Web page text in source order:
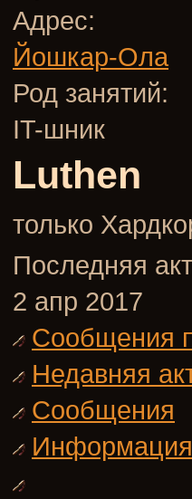
Адрес:
Йошкар-Ола
Род занятий:
IT-шник
Luthen
только
Последняя
2 апр 2017
Сообщения
Недавняя
Сообщения
Информация